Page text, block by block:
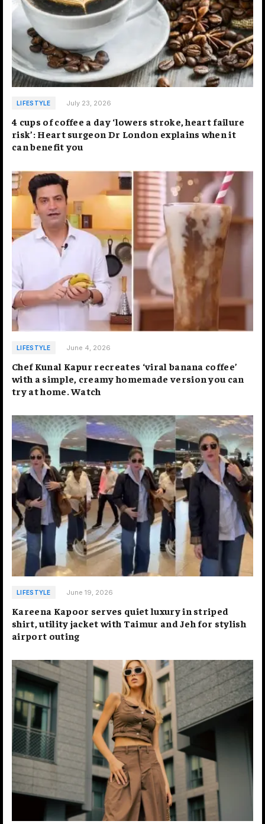
LIFESTYLE July 23, 2026
4 cups of coffee a day ‘lowers stroke, heart failure
risk’: Heart surgeon Dr London explains when it
can benefit you
LIFESTYLE June 4, 2026
Chef Kunal Kapur recreates ‘viral banana coffee’
with a simple, creamy homemade version you can
try at home. Watch
LIFESTYLE June 19, 2026
Kareena Kapoor serves quiet luxury in striped
shirt, utility jacket with Taimur and Jeh for stylish
airport outing